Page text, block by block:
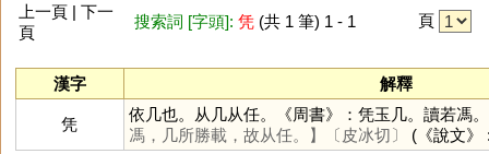
上一頁 | 下一
頁
搜索詞 [字頭]: 凭(共 1 筆) 1 - 1 頁
漢字 解釋
凭
依几也。从几从任。《周書》：凭玉几。讀若馮。
馮，几所勝載，故从任。】
〔皮冰切〕 (《說文》